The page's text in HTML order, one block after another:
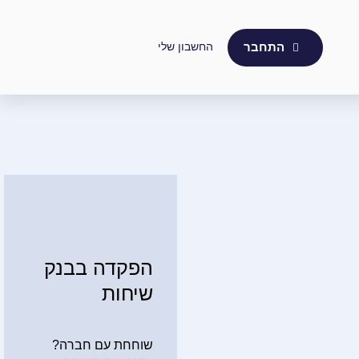
התחבר החשבון שלי
הפקדה בבנק
שיחות
שוחחת עם חברה?